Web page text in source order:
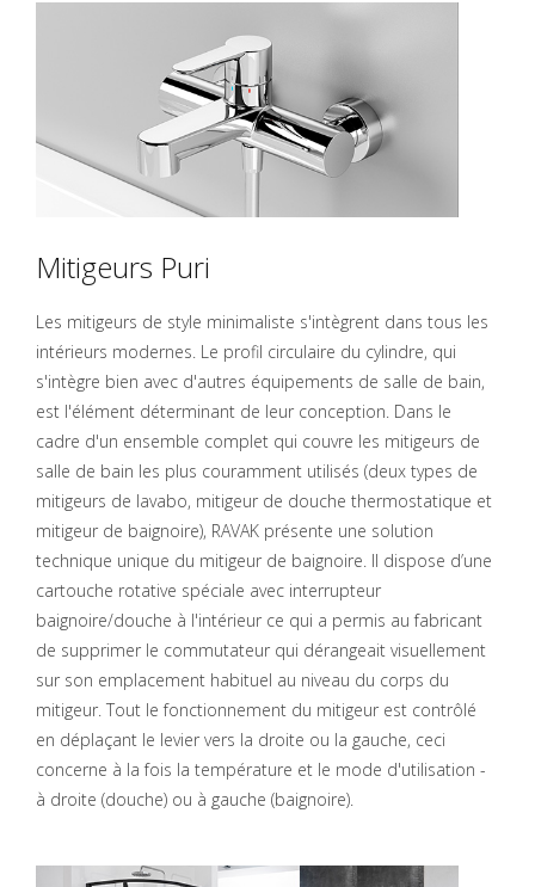
Mitigeurs Puri
Les mitigeurs de style minimaliste s'intègrent dans tous les
intérieurs modernes. Le profil circulaire du cylindre, qui
s'intègre bien avec d'autres équipements de salle de bain,
est l'élément déterminant de leur conception. Dans le
cadre d'un ensemble complet qui couvre les mitigeurs de
salle de bain les plus couramment utilisés (deux types de
mitigeurs de lavabo, mitigeur de douche thermostatique et
mitigeur de baignoire), RAVAK présente une solution
technique unique du mitigeur de baignoire. Il dispose d’une
cartouche rotative spéciale avec interrupteur
baignoire/douche à l'intérieur ce qui a permis au fabricant
de supprimer le commutateur qui dérangeait visuellement
sur son emplacement habituel au niveau du corps du
mitigeur. Tout le fonctionnement du mitigeur est contrôlé
en déplaçant le levier vers la droite ou la gauche, ceci
concerne à la fois la température et le mode d'utilisation -
à droite (douche) ou à gauche (baignoire).